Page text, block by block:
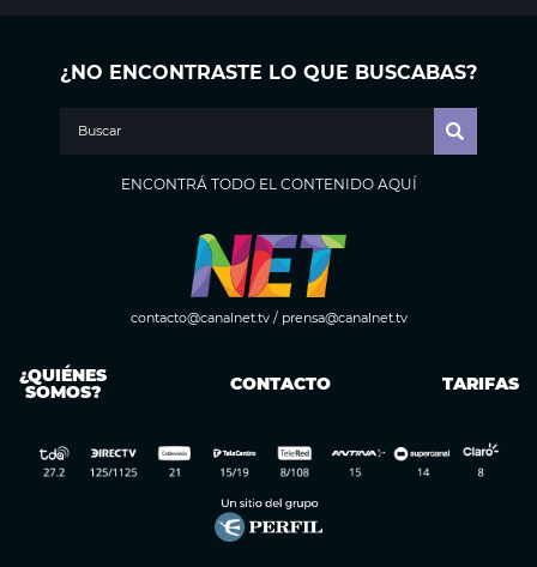
¿NO ENCONTRASTE LO QUE BUSCABAS?
ENCONTRÁ TODO EL CONTENIDO AQUÍ
contacto@canalnet.tv/ prensa@canalnet.tv
¿QUIÉNES
SOMOS? CONTACTO TARIFAS